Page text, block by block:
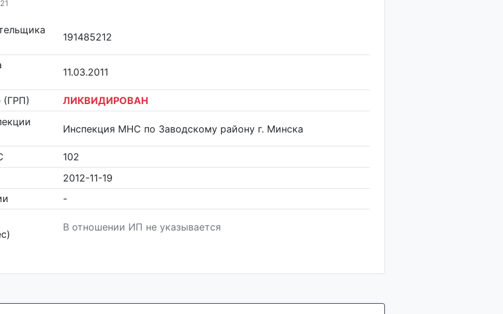
191485212
11.03.2011
(ГРП)
ЛИКВИДИРОВАН
Инспекция МНС по Заводскому району г. Минска
102
2012-11-19
-
В отношении ИП не указывается